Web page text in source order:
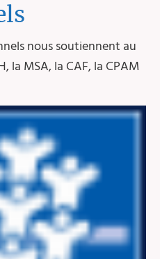
nous soutiennent au
la MSA, la CAF, la CPAM